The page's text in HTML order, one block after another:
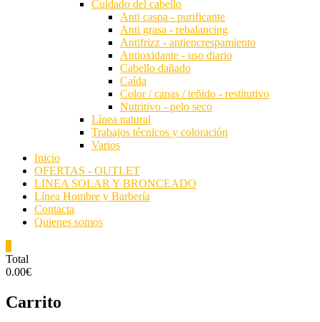
Cuidado del cabello
Anti caspa - purificante
Anti grasa - rebalancing
Antifrizz - antiencrespamiento
Antioxidante - uso diario
Cabello dañado
Caída
Color / canas / teñido - restitutivo
Nutritivo - pelo seco
Línea natural
Trabajos técnicos y coloración
Varios
Inicio
OFERTAS - OUTLET
LINEA SOLAR Y BRONCEADO
Línea Hombre y Barbería
Contacta
Quienes somos
Total
0.00€
Carrito